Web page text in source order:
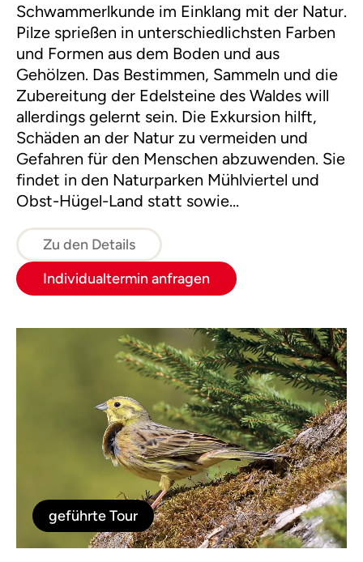
Schwammerlkunde im Einklang mit der Natur.
Pilze sprießen in unterschiedlichsten Farben
und Formen aus dem Boden und aus
Gehölzen. Das Bestimmen, Sammeln und die
Zubereitung der Edelsteine des Waldes will
allerdings gelernt sein. Die Exkursion hilft,
Schäden an der Natur zu vermeiden und
Gefahren für den Menschen abzuwenden. Sie
findet in den Naturparken Mühlviertel und
Obst-Hügel-Land statt sowie
Zu den Details
Individualtermin anfragen
geführte Tour